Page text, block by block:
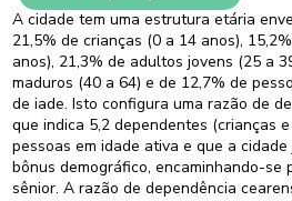
A cidade tem uma estrutura etária
21,5% de crianças (0 a 14 anos),
anos), 21,3% de adultos jovens (25 a
maduros (40 a 64) e de 12,7% de
de iade. Isto configura uma razão de
que indica 5,2 dependentes (crianças
pessoas em idade ativa e que a
bônus demográfico, encaminhando-se
sênior. A razão de dependência